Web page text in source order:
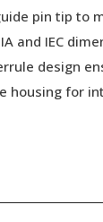
pin tip to
and IEC
design
housing for